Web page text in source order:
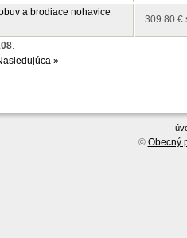
a brodiace nohavice
309.80 €
.
»
© Obecný